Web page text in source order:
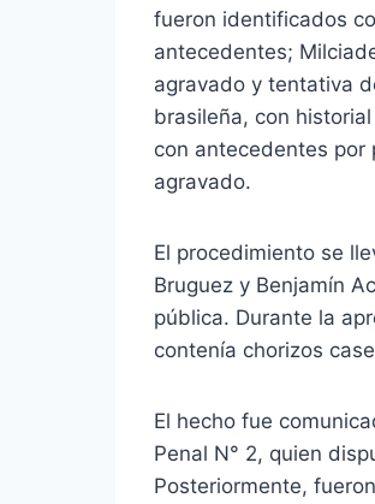
fueron identificados
antecedentes;
agravado y tentativa
brasileña, con
con antecedentes
agravado.
El procedimiento se
Bruguez y Benjamín
pública. Durante la
contenía chorizos
El hecho fue
Penal N° 2, quien
Posteriormente,